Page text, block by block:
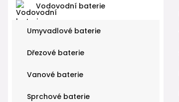
Vodovodní baterie
Umyvadlové baterie
Dřezové baterie
Vanové baterie
Sprchové baterie